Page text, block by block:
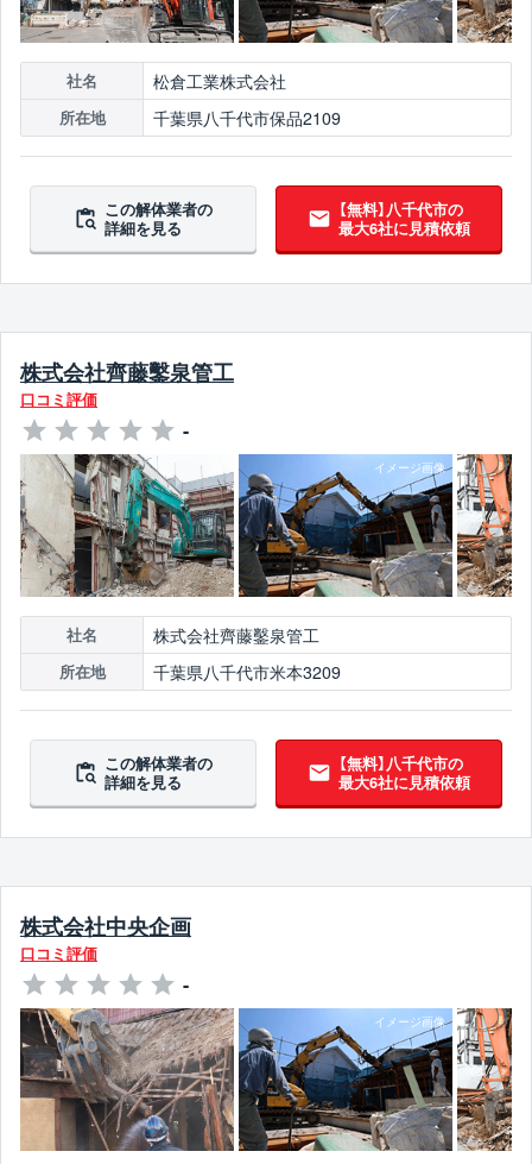
社名 松倉工業株式会社
所在地 千葉県八千代市保品2109
この解体業者の
詳細を見る
【無料】八千代市の
最大6社に見積依頼
株式会社齊藤鑿泉管工
口コミ評価
-
社名 株式会社齊藤鑿泉管工
所在地 千葉県八千代市米本3209
この解体業者の
詳細を見る
【無料】八千代市の
最大6社に見積依頼
株式会社中央企画
口コミ評価
-